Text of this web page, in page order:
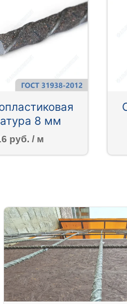
8 мм
руб. / м